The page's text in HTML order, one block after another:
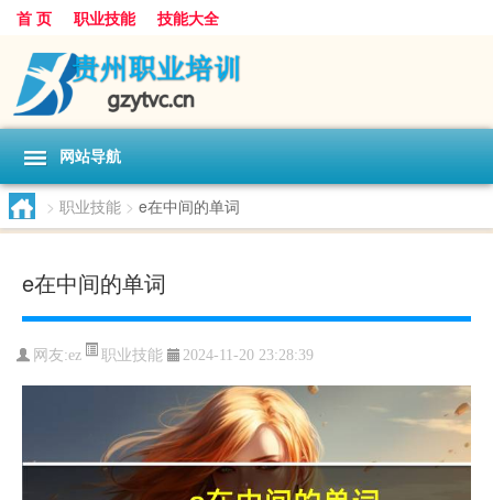
首 页 职业技能 技能大全
网站导航
> 职业技能 > e在中间的单词
e在中间的单词
网友:ez 职业技能 2024-11-20 23:28:39